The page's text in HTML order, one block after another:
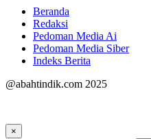
Beranda
Redaksi
Pedoman Media Ai
Pedoman Media Siber
Indeks Berita
@abahtindik.com 2025
×